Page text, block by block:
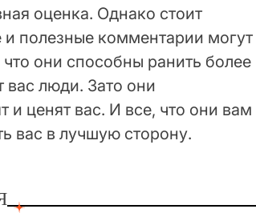
оценка. Однако стоит
полезные комментарии могут
они способны ранить более
вас люди. Зато они
и ценят вас. И все, что они вам
вас в лучшую сторону.